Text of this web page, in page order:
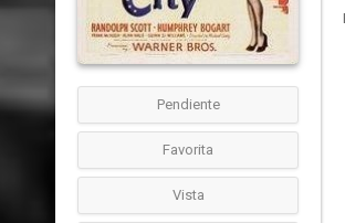
Pendiente
Favorita
Vista